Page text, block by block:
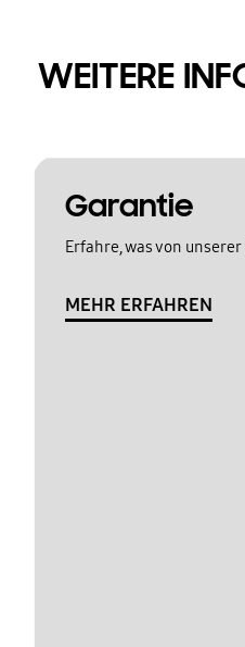
WEITERE
Garantie
Erfahre, was von
MEHR ERFAHREN